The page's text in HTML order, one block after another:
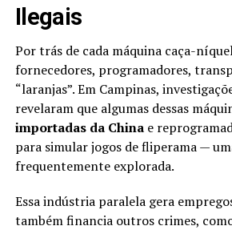
Ilegais
Por trás de cada máquina caça-
fornecedores, programadores,
“laranjas”. Em Campinas,
revelaram que algumas dessas
importadas da Chinae
para simular jogos de fliperama —
frequentemente explorada.
Essa indústria paralela gera
também financia outros crimes,